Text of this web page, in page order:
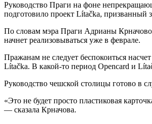
Руководство Праги на фоне
подготовило проект Lítačka, призванный
По словам мэра Праги Адрианы
начнет реализовываться уже в феврале.
Пражанам не следует беспокоиться
Lítačka. В какой-то период Opencard и
Руководство чешской столицы готово в
«Это не будет просто пластиковая
— сказала Крначова.